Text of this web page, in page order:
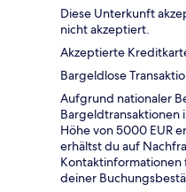
Diese Unterkunft
nicht akzeptiert.
Akzeptierte
Bargeldlose
Aufgrund nationaler
Bargeldtransaktionen
Höhe von 5000 EUR
erhältst du auf
Kontaktinformationen
deiner